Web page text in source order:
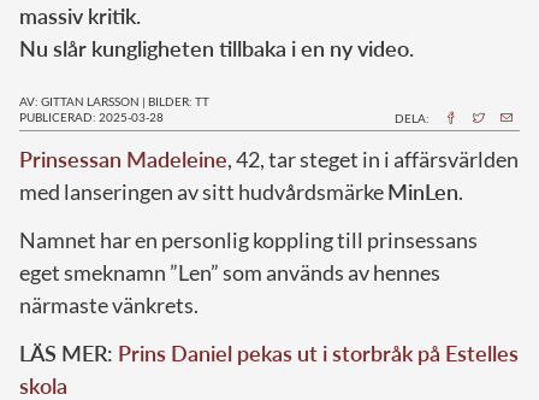
massiv kritik.
Nu slår kungligheten tillbaka i en ny video.
AV: GITTAN LARSSON | BILDER: TT
PUBLICERAD: 2025-03-28
DELA:
Prinsessan Madeleine, 42, tar steget in i affärsvärlden
med lanseringen av sitt hudvårdsmärkeMinLen.
Namnet har en personlig koppling till prinsessans
eget smeknamn ”Len” som används av hennes
närmaste vänkrets.
LÄS MER: Prins Daniel pekas ut i storbråk på Estelles
skola